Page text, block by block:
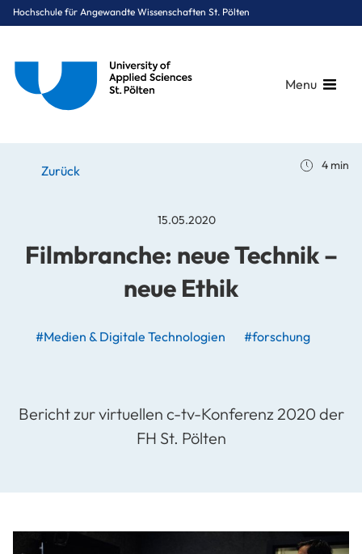
Hochschule für Angewandte Wissenschaften St. Pölten
Menu
neue Technik – neue Ethik
Zurück 4 min
Filmbranche: neue Technik –
neue Ethik
#Medien & Digitale Technologien #forschung
15.05.2020
Bericht zur virtuellen c-tv-Konferenz 2020 der
FH St. Pölten